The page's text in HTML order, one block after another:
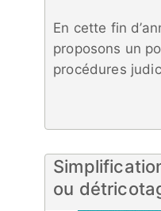
En cette fin
proposons un
procédures
ou